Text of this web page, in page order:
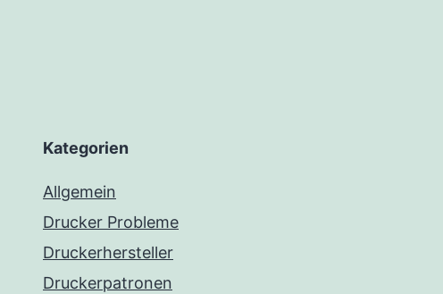
Kategorien
Allgemein
Drucker Probleme
Druckerhersteller
Druckerpatronen